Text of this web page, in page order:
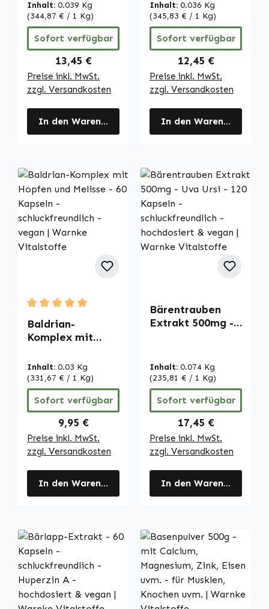
- hochdosiert &
vegan | Warnke
Vitalstoffe
Inhalt: 0.039 Kg
(344,87 € / 1 Kg)
Sofort verfügbar
Regulärer Preis:
13,45 €
Preise inkl. MwSt.
zzgl. Versandkosten
In den Warenkorb
- hochdosiert &
vegan | Warnke
Vitalstoffe
Inhalt: 0.036 Kg
(345,83 € / 1 Kg)
Sofort verfügbar
Regulärer Preis:
12,45 €
Preise inkl. MwSt.
zzgl. Versandkosten
In den Warenkorb
Durchschnittliche Bewertung von 5 von 5 Sternen
Baldrian-
Komplex mit
Melisse - 60
Kapseln -
schluckfreundlich
- vegan | Warnke
Vitalstoffe
Inhalt: 0.03 Kg
(331,67 € / 1 Kg)
Sofort verfügbar
Regulärer Preis:
9,95 €
Preise inkl. MwSt.
zzgl. Versandkosten
In den Warenkorb
Bärentrauben
Extrakt 500mg -
schluckfreundlich
- hochdosiert &
vegan | Warnke
Vitalstoffe
Inhalt: 0.074 Kg
(235,81 € / 1 Kg)
Sofort verfügbar
Regulärer Preis:
17,45 €
Preise inkl. MwSt.
zzgl. Versandkosten
In den Warenkorb